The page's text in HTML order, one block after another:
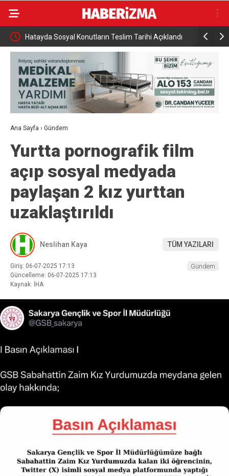
Hatayda Sosyal Konutların Teslim Tarihi Açıklandı Hazine
Ana Sayfa › Gündem
Yurtta pornografik film
açıp sosyal medyada
paylaşan 2 kız yurttan
uzaklaştırıldı
Neslihan Kaya TÜM YAZILARI
Giriş: 06-07-2025 17:13
Güncelleme: 06-07-2025 17:13
Kaynak: İHA
Gündem